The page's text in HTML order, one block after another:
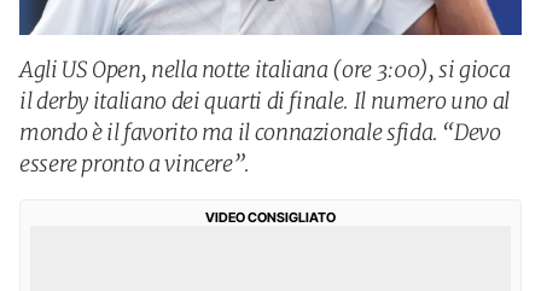
Agli US Open, nella notte italiana (ore 3:00), si gioca
il derby italiano dei quarti di finale. Il numero uno al
mondo è il favorito ma il connazionale sfida. “Devo
essere pronto a vincere”.
VIDEO CONSIGLIATO